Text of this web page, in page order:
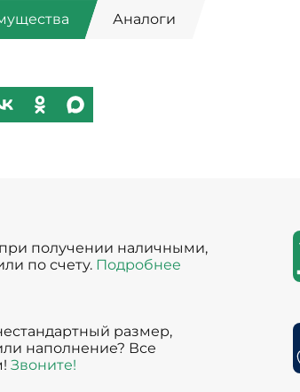
Аналоги
получении наличными,
по счету. Подробнее
размер,
наполнение? Все
Звоните!